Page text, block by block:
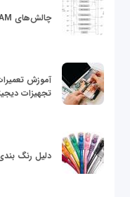
چالش‌های RAM در Workloadهای محاسباتی HPC
آموزش
تجهیزات
دلیل رنگ